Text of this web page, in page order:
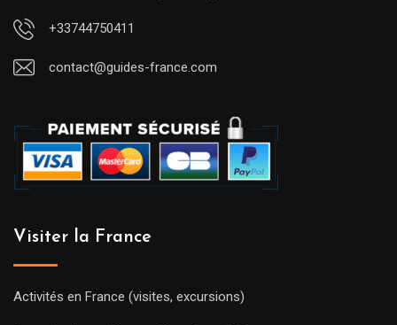
+33744750411
contact@guides-france.com
Visiter la France
Activités en France (visites, excursions)